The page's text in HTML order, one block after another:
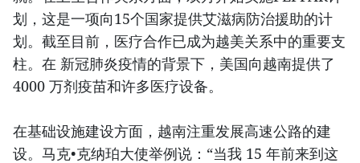
划，这是一项向15个国家提供艾滋病防治援助的计
划。截至目前，医疗合作已成为越美关系中的重要支
柱。在 新冠肺炎疫情的背景下，美国向越南提供了
4000 万剂疫苗和许多医疗设备。
在基础设施建设方面，越南注重发展高速公路的建
设。马克•克纳珀大使举例说：“当我 15 年前来到这